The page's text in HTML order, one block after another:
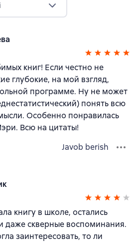
книг! Если честно не
глубокие, на мой взгляд,
программе. Ну не может
понять всю
Особенно понравилась
Всю на цитаты!
Javob berish
книгу в школе, остались
даже скверные воспоминания.
заинтересовать, то ли